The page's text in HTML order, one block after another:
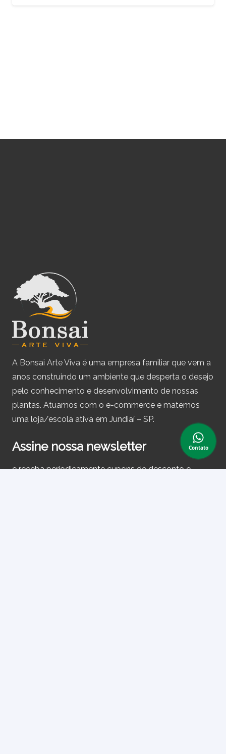
A Bonsai Arte Viva é uma empresa familiar que vem a
anos construindo um ambiente que desperta o desejo
pelo conhecimento e desenvolvimento de nossas
plantas. Atuamos com o e-commerce e matemos
uma loja/escola ativa em Jundiaí – SP.
Assine nossa newsletter
e receba periodicamente cupons de desconto e
Contato